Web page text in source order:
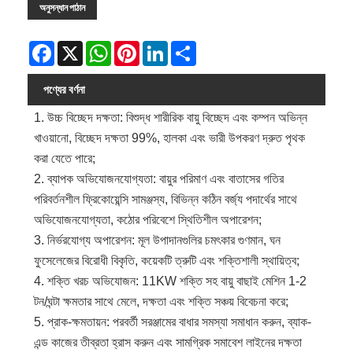
অনুসন্ধান পাঠান
Facebook
X WhatsAppPinterestLinkedIn
পণ্যের বর্ণনা
1. উচ্চ বিচ্ছেদ দক্ষতা: বিশুদ্ধ শারীরিক বায়ু বিচ্ছেদ এবং কম্পন অভিন্ন
খাওয়ানো, বিচ্ছেদ দক্ষতা 99%, হালকা এবং ভারী উপকরণ দ্রুত পৃথক
করা যেতে পারে;
2. ব্যাপক অভিযোজনযোগ্যতা: বায়ুর পরিমাণ এবং বাতাসের গতির
পরিবর্তনশীল ফ্রিকোয়েন্সি সামঞ্জস্য, বিভিন্ন কঠিন বর্জ্য পদার্থের সাথে
অভিযোজনযোগ্যতা, কঠোর পরিবেশে স্থিতিশীল অপারেশন;
3. নির্ভরযোগ্য অপারেশন: মূল উপাদানগুলির চমৎকার গুণমান, ঘন
ফুসেলেজের বিরোধী বিকৃতি, কয়েকটি ত্রুটি এবং শক্তিশালী স্থায়িত্ব;
4. শক্তি খরচ অভিযোজন: 11KW শক্তি সহ বায়ু বাছাই মেশিন 1-2
টন/ঘন্টা ক্ষমতার সাথে মেলে, দক্ষতা এবং শক্তি সঞ্চয় বিবেচনা করে;
5. প্রাক-ক্ষমতায়ন: পরবর্তী সরঞ্জামের বাধার সমস্যা সমাধান করুন, ব্যাক-
এন্ড কাজের তীব্রতা হ্রাস করুন এবং সামগ্রিক সমাবেশ লাইনের দক্ষতা